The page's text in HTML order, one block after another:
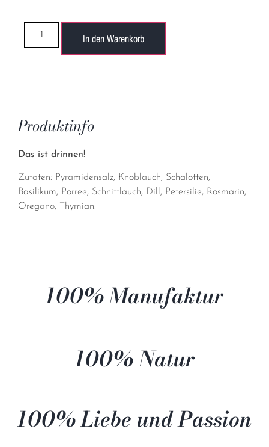
In den Warenkorb
Produktinfo
Das ist drinnen!
Zutaten: Pyramidensalz, Knoblauch, Schalotten,
Basilikum, Porree, Schnittlauch, Dill, Petersilie, Rosmarin,
Oregano, Thymian.
100% Manufaktur
100% Natur
100% Liebe und Passion